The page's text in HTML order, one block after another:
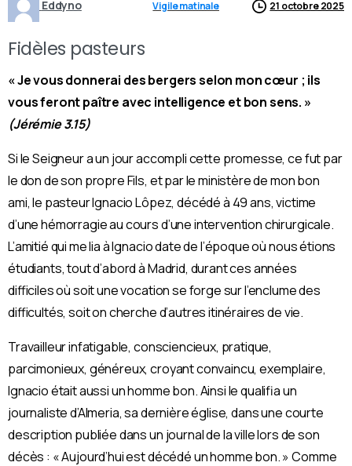
Eddyno Vigile matinale 21 octobre 2025
Fidèles pasteurs
« Je vous donnerai des bergers selon mon cœur ; ils
vous feront paître avec intelligence et bon sens. »
(Jérémie 3.15)
Si le Seigneur a un jour accompli cette promesse, ce fut par
le don de son propre Fils, et par le ministère de mon bon
ami, le pasteur Ignacio Lôpez, décédé à 49 ans, victime
d’une hémorragie au cours d’une intervention chirurgicale.
L’amitié qui me lia à Ignacio date de l’époque où nous étions
étudiants, tout d’abord à Madrid, durant ces années
difficiles où soit une vocation se forge sur l’enclume des
difficultés, soit on cherche d’autres itinéraires de vie.
Travailleur infatigable, consciencieux, pratique,
parcimonieux, généreux, croyant convaincu, exemplaire,
Ignacio était aussi un homme bon. Ainsi le qualifia un
journaliste d’Almeria, sa dernière église, dans une courte
description publiée dans un journal de la ville lors de son
décès : « Aujourd’hui est décédé un homme bon. » Comme